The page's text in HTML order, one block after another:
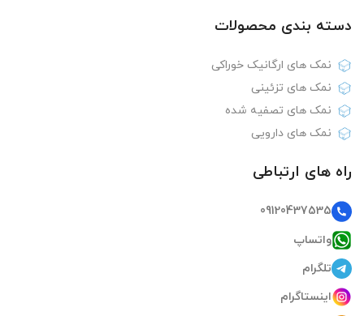
دسته بندی‌ محصولات
نمک های ارگانیک خوراکی
نمک های تزئینی
نمک های تصفیه شده
نمک های دارویی
راه های ارتباطی
09120437535
واتساپ
تلگرام
اینستاگرام